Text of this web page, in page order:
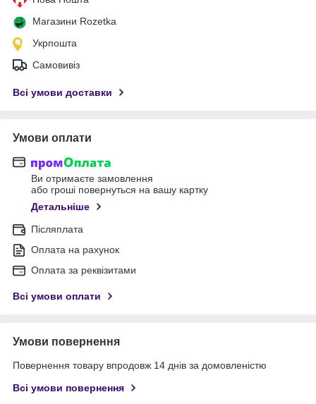
Магазини Rozetka
Укрпошта
Самовивіз
Всі умови доставки
Умови оплати
Ви отримаєте замовлення
або гроші повернуться на вашу картку
Детальніше
Післяплата
Оплата на рахунок
Оплата за реквізитами
Всі умови оплати
Умови повернення
Повернення товару впродовж 14 днів за домовленістю
Всі умови повернення